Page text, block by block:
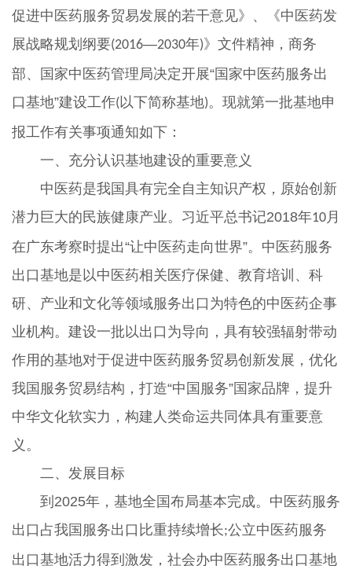
促进中医药服务贸易发展的若干意见》、《中医药发
展战略规划纲要(2016—2030年)》文件精神，商务
部、国家中医药管理局决定开展“国家中医药服务出
口基地”建设工作( 以下简称基地)。现就第一批基地申
报工作有关事项通知如下：
一、充分认识基地建设的重要意义
中医药是我国具有完全自主知识产权，原始创新
潜力巨大的民族健康产业。习近平总书记2018年10月
在广东考察时提出“让中医药走向世界”。中医药服务
出口基地是以中医药相关医疗保健、教育培训、科
研、产业和文化等领域服务出口为特色的中医药企事
业机构。建设一批以出口为导向，具有较强辐射带动
作用的基地对于促进中医药服务贸易创新发展，优化
我国服务贸易结构，打造“中国服务”国家品牌，提升
中华文化软实力，构建人类命运共同体具有重要意
义。
二、发展目标
到2025年，基地全国布局基本完成。中医药服务
出口占我国服务出口比重持续增长;公立中医药服务
出口基地活力得到激发，社会办中医药服务出口基地